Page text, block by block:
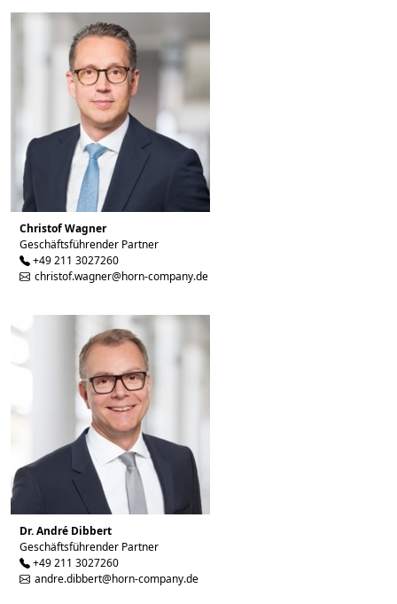
Christof Wagner
Geschäftsführender Partner
+49 211 3027260
christof.wagner@horn-company.de
Dr. André Dibbert
Geschäftsführender Partner
+49 211 3027260
andre.dibbert@horn-company.de